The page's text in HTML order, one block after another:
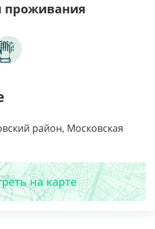
проживания
район, Московская
на карте